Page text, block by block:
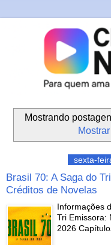
Mostrando
sexta-
Brasil 70: A Saga do
Créditos de Novelas
Informações
Tri Emissora:
2026